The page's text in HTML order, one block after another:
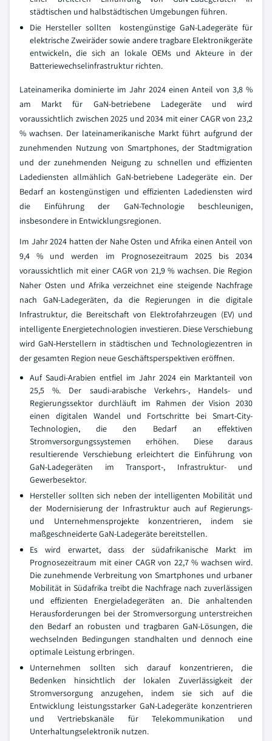
städtischen und halbstädtischen Umgebungen führen.
Die Hersteller sollten kostengünstige GaN-Ladegeräte für
elektrische Zweiräder sowie andere tragbare Elektronikgeräte
entwickeln, die sich an lokale OEMs und Akteure in der
Batteriewechselinfrastruktur richten.
Lateinamerika dominierte im Jahr 2024 einen Anteil von 3,8 %
am Markt für GaN-betriebene Ladegeräte und wird
voraussichtlich zwischen 2025 und 2034 mit einer CAGR von 23,2
% wachsen. Der lateinamerikanische Markt führt aufgrund der
zunehmenden Nutzung von Smartphones, der Stadtmigration
und der zunehmenden Neigung zu schnellen und effizienten
Ladediensten allmählich GaN-betriebene Ladegeräte ein. Der
Bedarf an kostengünstigen und effizienten Ladediensten wird
die Einführung der GaN-Technologie beschleunigen,
insbesondere in Entwicklungsregionen.
Im Jahr 2024 hatten der Nahe Osten und Afrika einen Anteil von
9,4 % und werden im Prognosezeitraum 2025 bis 2034
voraussichtlich mit einer CAGR von 21,9 % wachsen. Die Region
Naher Osten und Afrika verzeichnet eine steigende Nachfrage
nach GaN-Ladegeräten, da die Regierungen in die digitale
Infrastruktur, die Bereitschaft von Elektrofahrzeugen (EV) und
intelligente Energietechnologien investieren. Diese Verschiebung
wird GaN-Herstellern in städtischen und Technologiezentren in
der gesamten Region neue Geschäftsperspektiven eröffnen.
Auf Saudi-Arabien entfiel im Jahr 2024 ein Marktanteil von
25,5 %. Der saudi-arabische Verkehrs-, Handels- und
Regierungssektor durchläuft im Rahmen der Vision 2030
einen digitalen Wandel und Fortschritte bei Smart-City-
Technologien, die den Bedarf an effektiven
Stromversorgungssystemen erhöhen. Diese daraus
resultierende Verschiebung erleichtert die Einführung von
GaN-Ladegeräten im Transport-, Infrastruktur- und
Gewerbesektor.
Hersteller sollten sich neben der intelligenten Mobilität und
der Modernisierung der Infrastruktur auch auf Regierungs-
und Unternehmensprojekte konzentrieren, indem sie
maßgeschneiderte GaN-Ladegeräte bereitstellen.
Es wird erwartet, dass der südafrikanische Markt im
Prognosezeitraum mit einer CAGR von 22,7 % wachsen wird.
Die zunehmende Verbreitung von Smartphones und urbaner
Mobilität in Südafrika treibt die Nachfrage nach zuverlässigen
und effizienten Energieladegeräten an. Die anhaltenden
Herausforderungen bei der Stromversorgung unterstreichen
den Bedarf an robusten und tragbaren GaN-Lösungen, die
wechselnden Bedingungen standhalten und dennoch eine
optimale Leistung erbringen.
Unternehmen sollten sich darauf konzentrieren, die
Bedenken hinsichtlich der lokalen Zuverlässigkeit der
Stromversorgung anzugehen, indem sie sich auf die
Entwicklung leistungsstarker GaN-Ladegeräte konzentrieren
und Vertriebskanäle für Telekommunikation und
Unterhaltungselektronik nutzen.